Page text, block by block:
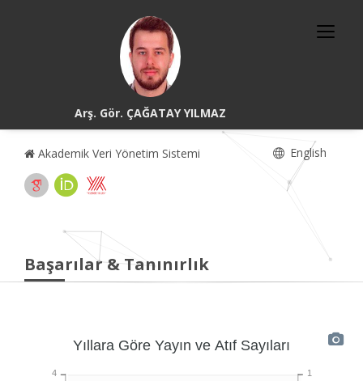
Arş. Gör. ÇAĞATAY YILMAZ
Akademik Veri Yönetim Sistemi English
Başarılar & Tanınırlık
Yıllara Göre Yayın ve Atıf Sayıları
1
4